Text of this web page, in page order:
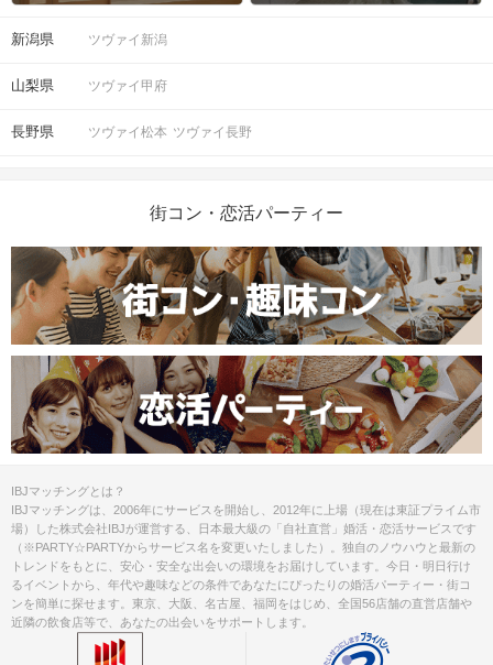
新潟県 ツヴァイ新潟
山梨県 ツヴァイ甲府
長野県 ツヴァイ松本 ツヴァイ長野
街コン・恋活パーティー
IBJマッチングとは？
IBJマッチングは、2006年にサービスを開始し、2012年に上場（現在は東証プライム市
場）した株式会社IBJが運営する、日本最大級の「自社直営」婚活・恋活サービスです
（※PARTY☆PARTYからサービス名を変更いたしました）。独自のノウハウと最新の
トレンドをもとに、安心・安全な出会いの環境をお届けしています。今日・明日行け
るイベントから、年代や趣味などの条件であなたにぴったりの婚活パーティー・街コ
ンを簡単に探せます。東京、大阪、名古屋、福岡をはじめ、全国56店舗の直営店舗や
近隣の飲食店等で、あなたの出会いをサポートします。